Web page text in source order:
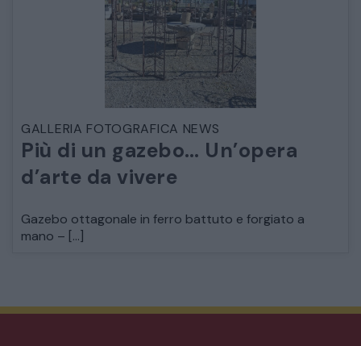
VEICOLI D’EPOCA
GALLERIA FOTOGRAFICA NEWS
Più di un gazebo… Un’opera
d’arte da vivere
Gazebo ottagonale in ferro battuto e forgiato a
mano – […]